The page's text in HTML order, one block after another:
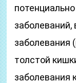
заболеваний,
заболевания
толстой
заболевания